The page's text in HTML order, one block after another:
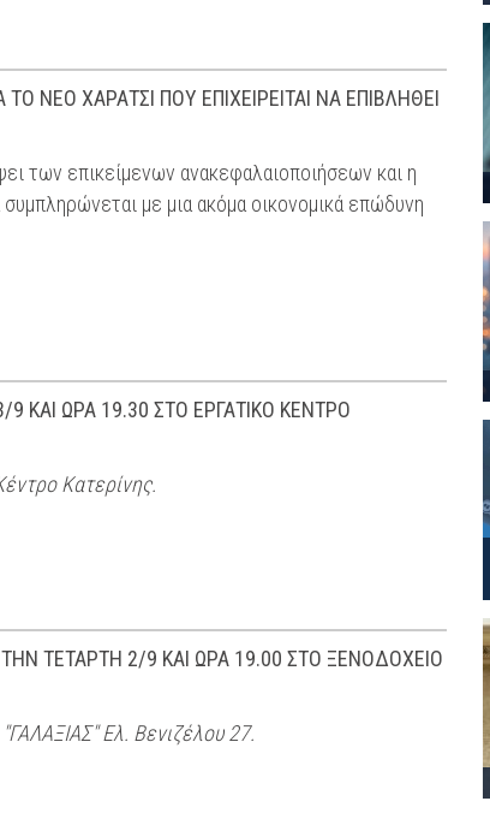
ΝΕΟ ΧΑΡΑΤΣΙ ΠΟΥ ΕΠΙΧΕΙΡΕΙΤΑΙ ΝΑ ΕΠΙΒΛΗΘΕΙ
των επικείμενων ανακεφαλαιοποιήσεων και η
με μια ακόμα οικονομικά επώδυνη
ΩΡΑ 19.30 ΣΤΟ ΕΡΓΑΤΙΚΟ ΚΕΝΤΡΟ
Κατερίνης.
ΤΕΤΑΡΤΗ 2/9 ΚΑΙ ΩΡΑ 19.00 ΣΤΟ ΞΕΝΟΔΟΧΕΙΟ
Ελ. Βενιζέλου 27.